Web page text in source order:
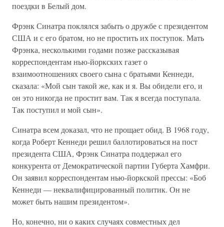
поездки в Белый дом.
Фрэнк Синатра поклялся забыть о дружбе с президентом
США и с его братом, но не простить их поступок. Мать
Фрэнка, несколькими годами позже рассказывая
корреспондентам нью-йоркских газет о
взаимоотношениях своего сына с братьями Кеннеди,
сказала: «Мой сын такой же, как и я. Вы обидели его, и
он это никогда не простит вам. Так я всегда поступала.
Так поступил и мой сын».
Синатра всем доказал, что не прощает обид. В 1968 году,
когда Роберт Кеннеди решил баллотироваться на пост
президента США, Фрэнк Синатра поддержал его
конкурента от Демократической партии Губерта Хамфри.
Он заявил корреспондентам нью-йоркской прессы: «Боб
Кеннеди — неквалифицированный политик. Он не
может быть нашим президентом».
Но, конечно, ни о каких случаях совместных дел